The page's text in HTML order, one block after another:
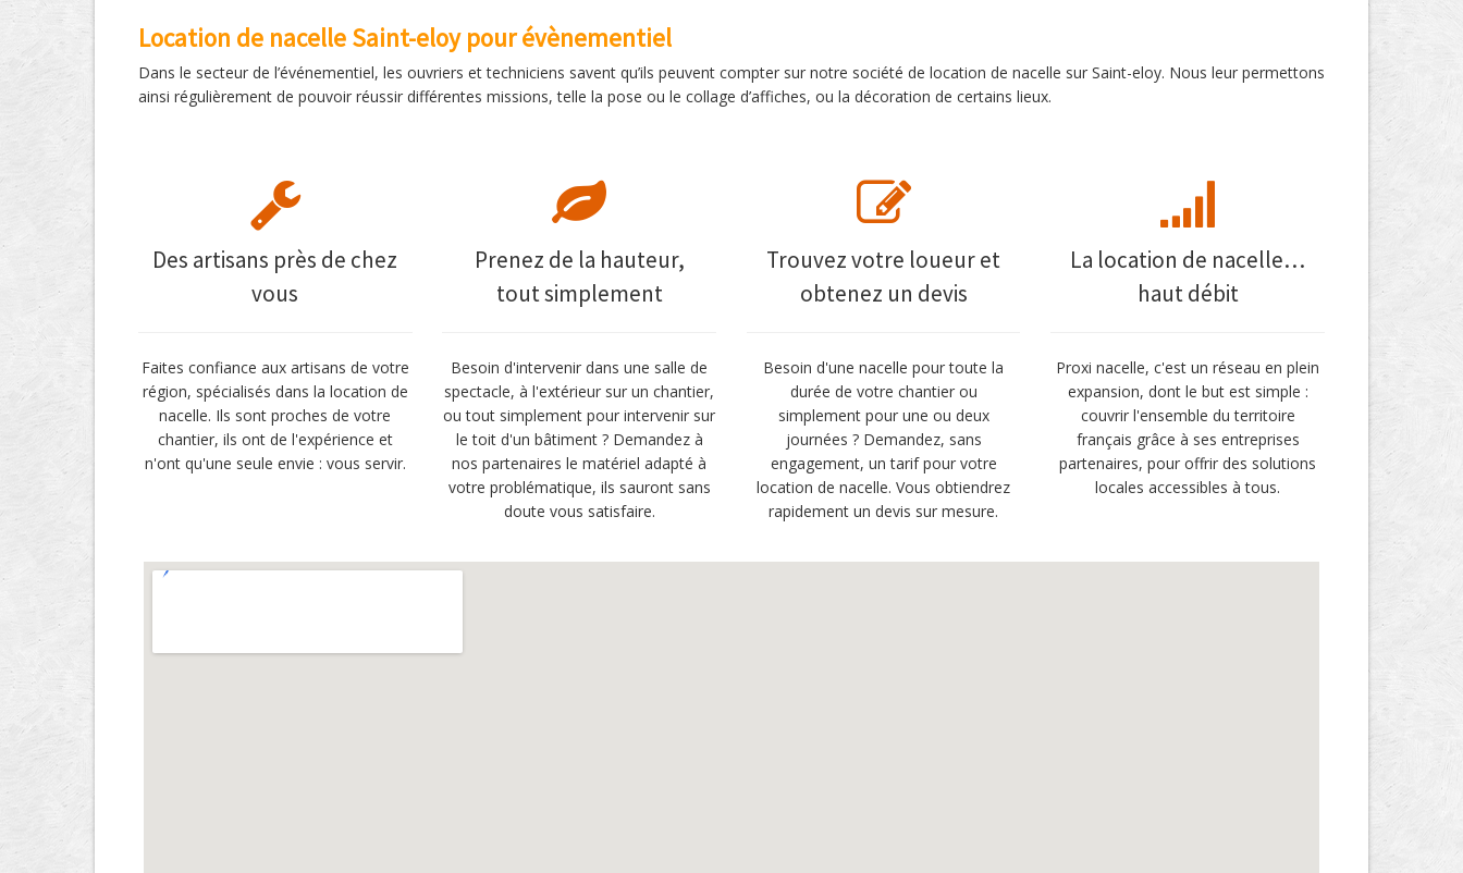
Location de nacelle Saint-eloy pour évènementiel
Dans le secteur de l’événementiel, les ouvriers et techniciens savent qu’ils peuvent compter sur notre société de location de nacelle sur Saint-eloy. Nous leur permettons
ainsi régulièrement de pouvoir réussir différentes missions, telle la pose ou le collage d’affiches, ou la décoration de certains lieux.
Des artisans près de chez
vous
Faites confiance aux artisans de votre
région, spécialisés dans la location de
nacelle. Ils sont proches de votre
chantier, ils ont de l'expérience et
n'ont qu'une seule envie : vous servir.
Prenez de la hauteur,
tout simplement
Besoin d'intervenir dans une salle de
spectacle, à l'extérieur sur un chantier,
ou tout simplement pour intervenir sur
le toit d'un bâtiment ? Demandez à
nos partenaires le matériel adapté à
votre problématique, ils sauront sans
doute vous satisfaire.
Trouvez votre loueur et
obtenez un devis
Besoin d'une nacelle pour toute la
durée de votre chantier ou
simplement pour une ou deux
journées ? Demandez, sans
engagement, un tarif pour votre
location de nacelle. Vous obtiendrez
rapidement un devis sur mesure.
La location de nacelle…
haut débit
Proxi nacelle, c'est un réseau en plein
expansion, dont le but est simple :
couvrir l'ensemble du territoire
français grâce à ses entreprises
partenaires, pour offrir des solutions
locales accessibles à tous.